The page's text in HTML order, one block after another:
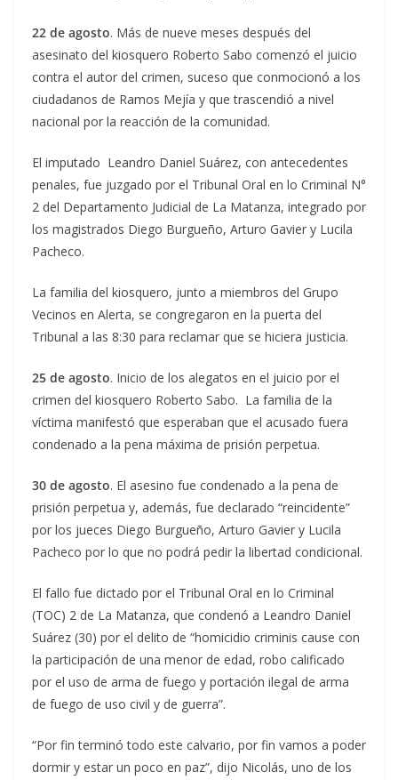
22 de agosto. Más de nueve meses después del
asesinato del kiosquero Roberto Sabo comenzó el juicio
contra el autor del crimen, suceso que conmocionó a los
ciudadanos de Ramos Mejía y que trascendió a nivel
nacional por la reacción de la comunidad.
El imputado Leandro Daniel Suárez, con antecedentes
penales, fue juzgado por el Tribunal Oral en lo Criminal N°
2 del Departamento Judicial de La Matanza, integrado por
los magistrados Diego Burgueño, Arturo Gavier y Lucila
Pacheco.
La familia del kiosquero, junto a miembros del Grupo
Vecinos en Alerta, se congregaron en la puerta del
Tribunal a las 8:30 para reclamar que se hiciera justicia.
25 de agosto. Inicio de los alegatos en el juicio por el
crimen del kiosquero Roberto Sabo. La familia de la
víctima manifestó que esperaban que el acusado fuera
condenado a la pena máxima de prisión perpetua.
30 de agosto. El asesino fue condenado a la pena de
prisión perpetua y, además, fue declarado “reincidente”
por los jueces Diego Burgueño, Arturo Gavier y Lucila
Pacheco por lo que no podrá pedir la libertad condicional.
El fallo fue dictado por el Tribunal Oral en lo Criminal
(TOC) 2 de La Matanza, que condenó a Leandro Daniel
Suárez (30) por el delito de “homicidio criminis cause con
la participación de una menor de edad, robo calificado
por el uso de arma de fuego y portación ilegal de arma
de fuego de uso civil y de guerra”.
“Por fin terminó todo este calvario, por fin vamos a poder
dormir y estar un poco en paz”, dijo Nicolás, uno de los